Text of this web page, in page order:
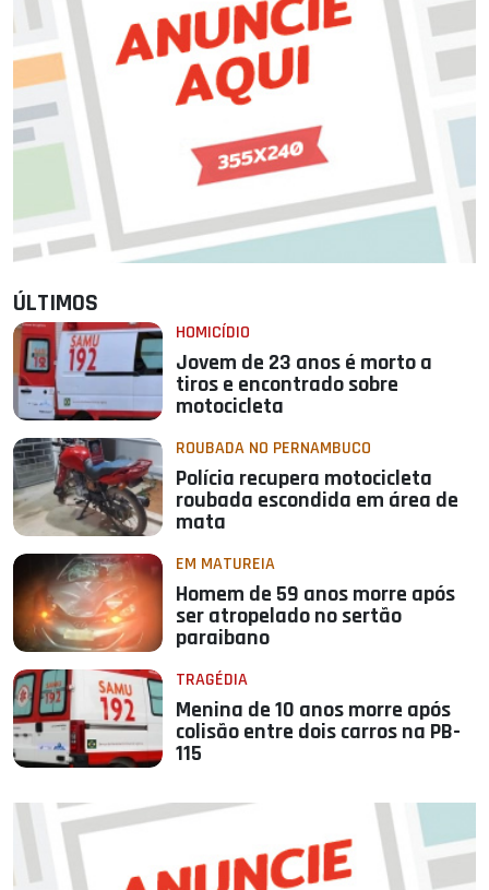
ÚLTIMOS
HOMICÍDIO
Jovem de 23 anos é morto a
tiros e encontrado sobre
motocicleta
ROUBADA NO PERNAMBUCO
Polícia recupera motocicleta
roubada escondida em área de
mata
EM MATUREIA
Homem de 59 anos morre após
ser atropelado no sertão
paraibano
TRAGÉDIA
Menina de 10 anos morre após
colisão entre dois carros na PB-
115